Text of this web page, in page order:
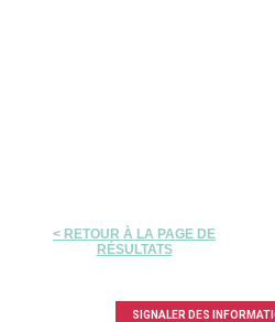
< RETOUR À LA PAGE DE
RÉSULTATS
SIGNALER DES